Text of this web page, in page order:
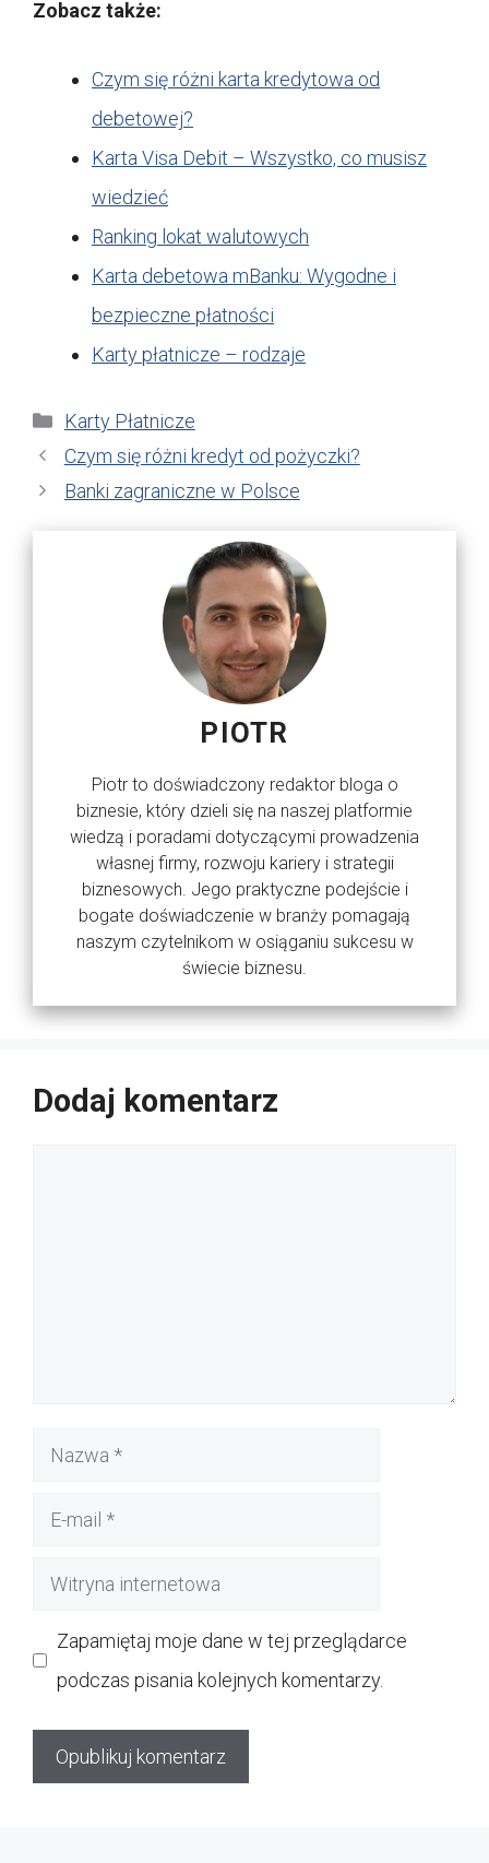
Zobacz także:
Czym się różni karta kredytowa od
debetowej?
Karta Visa Debit – Wszystko, co musisz
wiedzieć
Ranking lokat walutowych
Karta debetowa mBanku: Wygodne i
bezpieczne płatności
Karty płatnicze – rodzaje
Kategorie
Karty Płatnicze
Czym się różni kredyt od pożyczki?
Banki zagraniczne w Polsce
PIOTR
Piotr to doświadczony redaktor bloga o
biznesie, który dzieli się na naszej platformie
wiedzą i poradami dotyczącymi prowadzenia
własnej firmy, rozwoju kariery i strategii
biznesowych. Jego praktyczne podejście i
bogate doświadczenie w branży pomagają
naszym czytelnikom w osiąganiu sukcesu w
świecie biznesu.
Dodaj komentarz
Nazwa
Witryna
Zapamiętaj moje dane w tej przeglądarce
podczas pisania kolejnych komentarzy.